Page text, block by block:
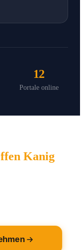
12
Portale online
Kanig